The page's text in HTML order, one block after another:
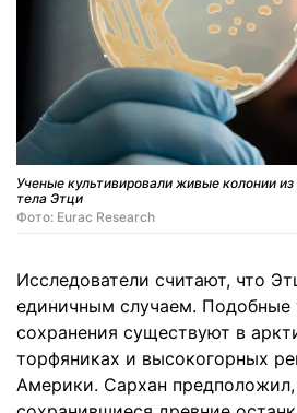
Ученые культивировали живые колонии
тела Этци
Фото: Eurac Research
Исследователи считают, что
единичным случаем. Подобные
сохранения существуют в
торфяниках и высокогорных
Америки. Сархан